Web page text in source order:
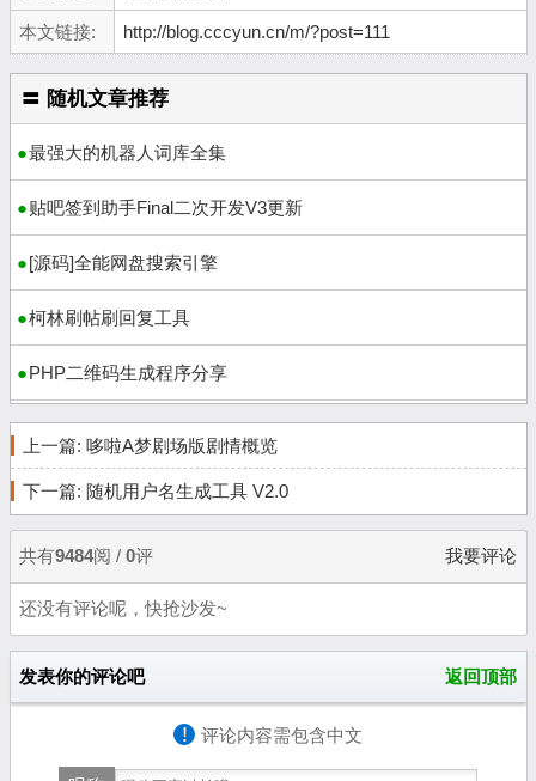
本文链接: http://blog.cccyun.cn/m/?post=111
〓 随机文章推荐
最强大的机器人词库全集
贴吧签到助手Final二次开发V3更新
[源码]全能网盘搜索引擎
柯林刷帖刷回复工具
PHP二维码生成程序分享
上一篇: 哆啦A梦剧场版剧情概览
下一篇: 随机用户名生成工具 V2.0
共有9484阅 / 0评 我要评论
还没有评论呢，快抢沙发~
发表你的评论吧 返回顶部
! 评论内容需包含中文